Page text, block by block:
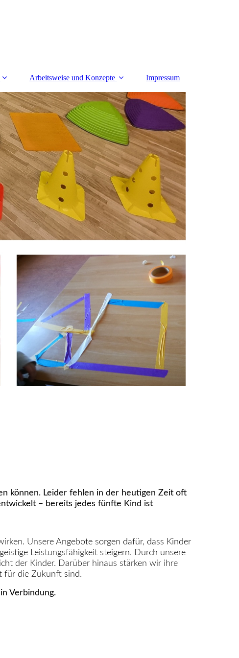
Arbeitsweise und Konzepte Impressum
können. Leider fehlen in der heutigen Zeit oft
– bereits jedes fünfte Kind ist
Unsere Angebote sorgen dafür, dass Kinder
Leistungsfähigkeit steigern. Durch unsere
der Kinder. Darüber hinaus stärken wir ihre
für die Zukunft sind.
Verbindung.